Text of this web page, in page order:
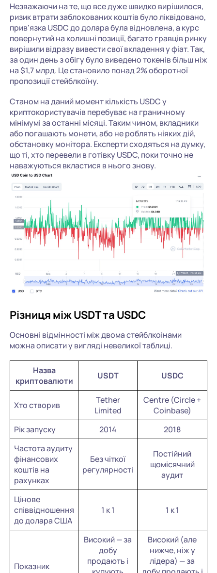
Незважаючи на те, що все дуже швидко вирішилося,
ризик втрати заблокованих коштів було ліквідовано,
прив'язка USDC до долара була відновлена, а курс
повернутий на колишні позиції, багато гравців ринку
вирішили відразу вивести свої вкладення у фіат. Так,
за один день з обігу було виведено токенів більш ніж
на $1,7 млрд. Це становило понад 2% оборотної
пропозиції стейблкоїну.
Станом на даний момент кількість USDC у
криптокористувачів перебуває на граничному
мінімумі за останні місяці. Таким чином, вкладники
або погашають монети, або не роблять ніяких дій,
обстановку монітора. Експерти сходяться на думку,
що ті, хто перевели в готівку USDC, поки точно не
наважуються вкластися в нього знову.
Різниця між USDT та USDC
Основні відмінності між двома стейблкоінами
можна описати у вигляді невеликої таблиці.
Назва
криптовалюти
USDT USDC
Хто створив
Tether
Limited
Centre (Circle +
Coinbase)
Рік запуску
2014
2018
Частота аудиту
фінансових
коштів на
рахунках
Без чіткої
регулярності
Постійний
щомісячний
аудит
Цінове
співвідношення
до долара США
1 к 1 1 к 1
Показник
Високий — за
добу
продають і
Високий (але
нижче, ніж у
лідера) — за